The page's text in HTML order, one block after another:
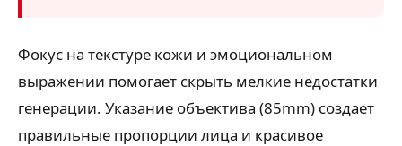
Фокус на текстуре кожи и эмоциональном
выражении помогает скрыть мелкие недостатки
генерации. Указание объектива (85mm) создает
правильные пропорции лица и красивое